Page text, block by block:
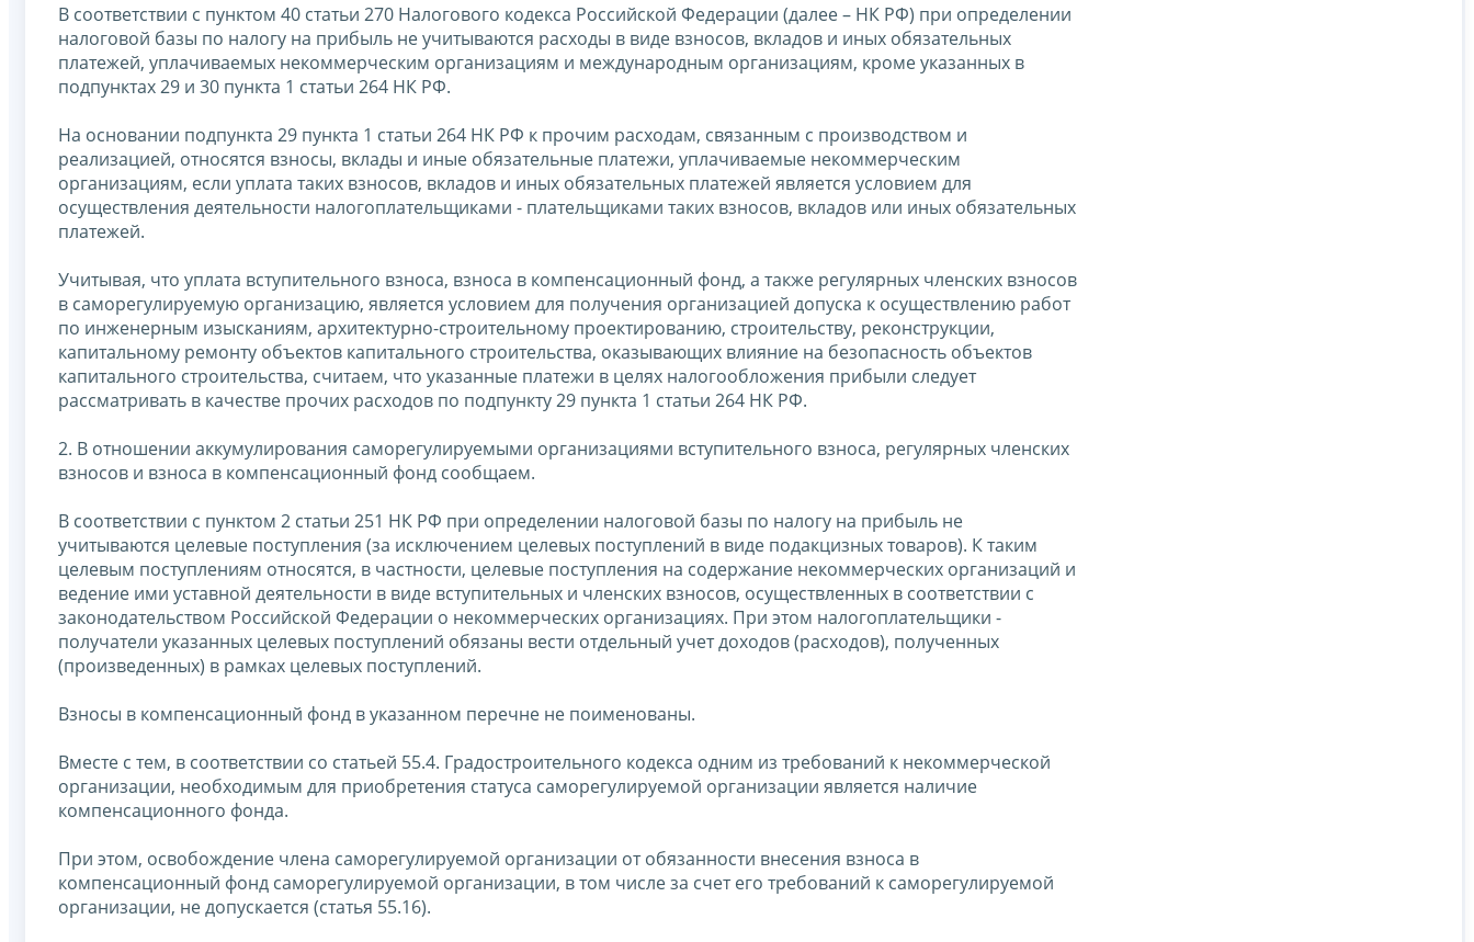
В соответствии с пунктом 40 статьи 270 Налогового кодекса Российской Федерации (далее – НК РФ) при определении
налоговой базы по налогу на прибыль не учитываются расходы в виде взносов, вкладов и иных обязательных
платежей, уплачиваемых некоммерческим организациям и международным организациям, кроме указанных в
подпунктах 29 и 30 пункта 1 статьи 264 НК РФ.
На основании подпункта 29 пункта 1 статьи 264 НК РФ к прочим расходам, связанным с производством и
реализацией, относятся взносы, вклады и иные обязательные платежи, уплачиваемые некоммерческим
организациям, если уплата таких взносов, вкладов и иных обязательных платежей является условием для
осуществления деятельности налогоплательщиками - плательщиками таких взносов, вкладов или иных обязательных
платежей.
Учитывая, что уплата вступительного взноса, взноса в компенсационный фонд, а также регулярных членских взносов
в саморегулируемую организацию, является условием для получения организацией допуска к осуществлению работ
по инженерным изысканиям, архитектурно-строительному проектированию, строительству, реконструкции,
капитальному ремонту объектов капитального строительства, оказывающих влияние на безопасность объектов
капитального строительства, считаем, что указанные платежи в целях налогообложения прибыли следует
рассматривать в качестве прочих расходов по подпункту 29 пункта 1 статьи 264 НК РФ.
2. В отношении аккумулирования саморегулируемыми организациями вступительного взноса, регулярных членских
взносов и взноса в компенсационный фонд сообщаем.
В соответствии с пунктом 2 статьи 251 НК РФ при определении налоговой базы по налогу на прибыль не
учитываются целевые поступления (за исключением целевых поступлений в виде подакцизных товаров). К таким
целевым поступлениям относятся, в частности, целевые поступления на содержание некоммерческих организаций и
ведение ими уставной деятельности в виде вступительных и членских взносов, осуществленных в соответствии с
законодательством Российской Федерации о некоммерческих организациях. При этом налогоплательщики -
получатели указанных целевых поступлений обязаны вести отдельный учет доходов (расходов), полученных
(произведенных) в рамках целевых поступлений.
Взносы в компенсационный фонд в указанном перечне не поименованы.
Вместе с тем, в соответствии со статьей 55.4. Градостроительного кодекса одним из требований к некоммерческой
организации, необходимым для приобретения статуса саморегулируемой организации является наличие
компенсационного фонда.
При этом, освобождение члена саморегулируемой организации от обязанности внесения взноса в
компенсационный фонд саморегулируемой организации, в том числе за счет его требований к саморегулируемой
организации, не допускается (статья 55.16).